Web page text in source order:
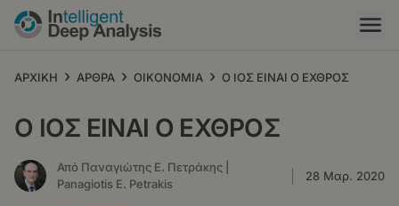
Παράκαμψη
προς
κυρίως
ΑΡΧΙΚΗ › ΑΡΘΡΑ › ΟΙΚΟΝΟΜΙΑ › Ο ΙΟΣ ΕΙΝΑΙ Ο ΕΧΘΡΟΣ
Ο ΙΟΣ ΕΙΝΑΙ Ο ΕΧΘΡΟΣ
Από Παναγιώτης Ε. Πετράκης |
Panagiotis E. Petrakis
28 Μαρ. 2020